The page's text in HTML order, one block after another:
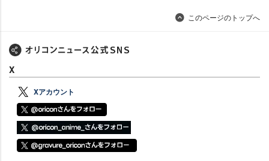
このページのトップへ
X
Xアカウント